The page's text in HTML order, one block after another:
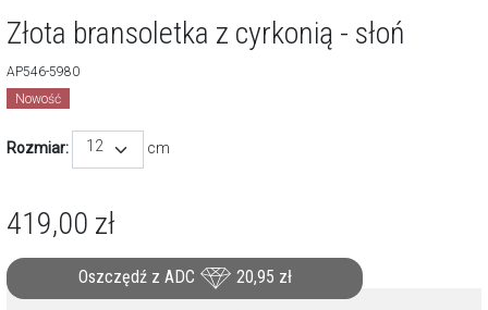
Złota bransoletka z cyrkonią - słoń
AP546-5980
Nowość
Rozmiar: 12 cm
419,00 zł
Oszczędź z ADC 20,95 zł